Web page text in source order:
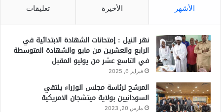
الأشهر الأخيرة تعليقات
نهر النيل : إمتحانات الشهادة الابتدائية في
الرابع والعشرين من مايو والشهادة المتوسطة
في التاسع عشر من يوليو المقبل
فبراير 6, 2025
المرشح لرئاسة مجلس الوزراء يلتقي
السودانيين بولاية ميتشجان الامريكية
مارس 20, 2023